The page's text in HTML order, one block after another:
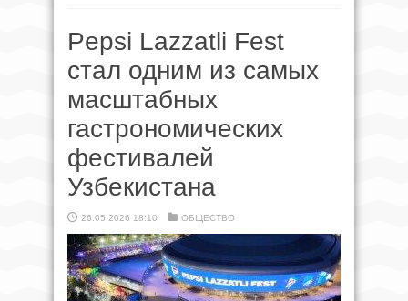
Pepsi Lazzatli Fest
стал одним из самых
масштабных
гастрономических
фестивалей
Узбекистана
26.05.2026 18:10 ОБЩЕСТВО